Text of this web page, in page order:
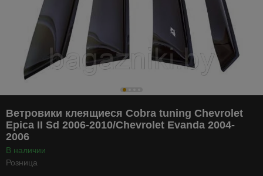
Ветровики клеящиеся Cobra tuning Chevrolet
Epica II Sd 2006-2010/Chevrolet Evanda 2004-
2006
В наличии
Розница